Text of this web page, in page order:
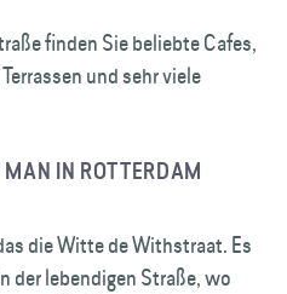
finden Sie beliebte Cafes,
und sehr viele
IN ROTTERDAM N
die Witte de Withstraat. Es
der lebendigen Straße, wo